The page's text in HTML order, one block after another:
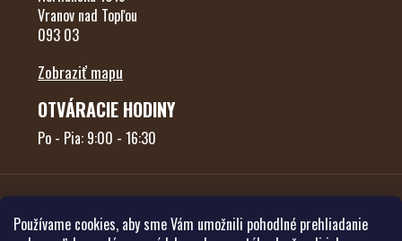
Používame cookies, aby sme Vám umožnili pohodlné prehliadanie
Vranov nad Topľou
093 03
Zobraziť mapu
OTVÁRACIE HODINY
Po - Pia: 9:00 - 16:30